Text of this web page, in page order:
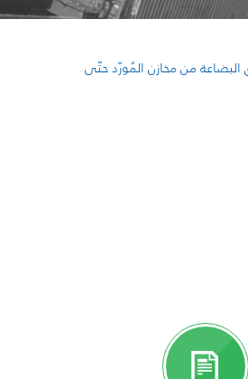
البضاعة من مخازن المُورّد حتّى